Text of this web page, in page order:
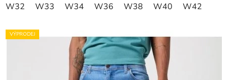
W32 W33 W34 W36 W38 W40 W42
VÝPRODEJ